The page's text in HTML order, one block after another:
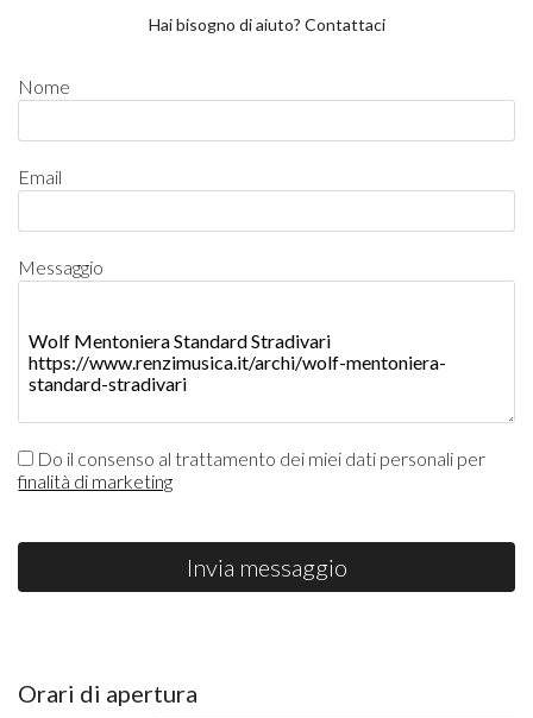
Hai bisogno di aiuto? Contattaci
Nome
Email
Messaggio
Do il consenso al trattamento dei miei dati personali per
finalità di marketing
Invia messaggio
Orari di apertura